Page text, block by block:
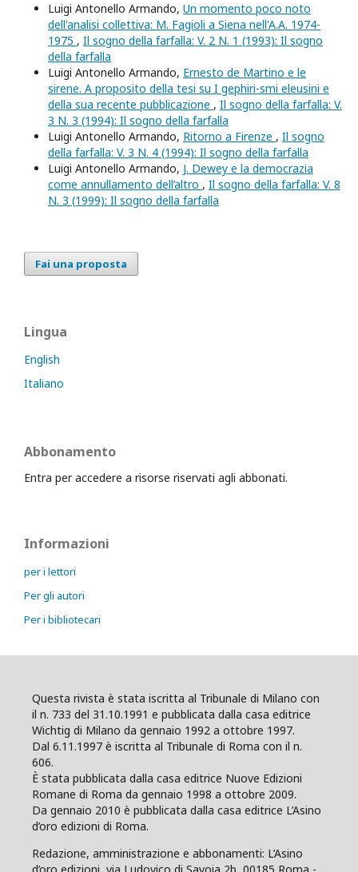
Luigi Antonello Armando, Un momento poco noto
dell'analisi collettiva: M. Fagioli a Siena nell'A.A. 1974-
1975 , Il sogno della farfalla: V. 2 N. 1 (1993): Il sogno
della farfalla
Luigi Antonello Armando, Ernesto de Martino e le
sirene. A proposito della tesi su I gephiri-smi eleusini e
della sua recente pubblicazione , Il sogno della farfalla: V.
3 N. 3 (1994): Il sogno della farfalla
Luigi Antonello Armando, Ritorno a Firenze , Il sogno
della farfalla: V. 3 N. 4 (1994): Il sogno della farfalla
Luigi Antonello Armando, J. Dewey e la democrazia
come annullamento dell’altro , Il sogno della farfalla: V. 8
N. 3 (1999): Il sogno della farfalla
Fai una proposta
Lingua
English
Italiano
Abbonamento
Entra per accedere a risorse riservati agli abbonati.
Informazioni
per i lettori
Per gli autori
Per i bibliotecari
Questa rivista è stata iscritta al Tribunale di Milano con
il n. 733 del 31.10.1991 e pubblicata dalla casa editrice
Wichtig di Milano da gennaio 1992 a ottobre 1997.
Dal 6.11.1997 è iscritta al Tribunale di Roma con il n.
606.
È stata pubblicata dalla casa editrice Nuove Edizioni
Romane di Roma da gennaio 1998 a ottobre 2009.
Da gennaio 2010 è pubblicata dalla casa editrice L’Asino
d’oro edizioni di Roma.
Redazione, amministrazione e abbonamenti: L’Asino